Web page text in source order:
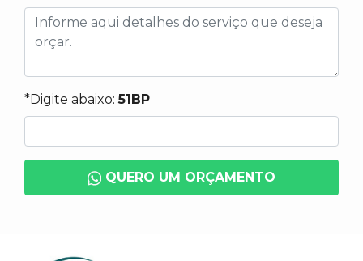
*Digite abaixo:51BP
QUERO UM ORÇAMENTO